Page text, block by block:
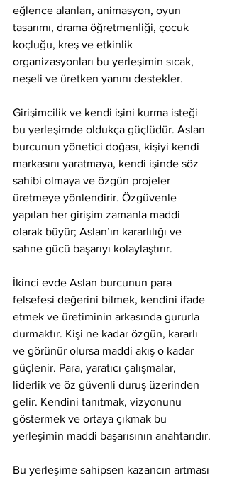
eğlence alanları, animasyon, oyun
tasarımı, drama öğretmenliği, çocuk
koçluğu, kreş ve etkinlik
organizasyonları bu yerleşimin sıcak,
neşeli ve üretken yanını destekler.
Girişimcilik ve kendi işini kurma isteği
bu yerleşimde oldukça güçlüdür. Aslan
burcunun yönetici doğası, kişiyi kendi
markasını yaratmaya, kendi işinde söz
sahibi olmaya ve özgün projeler
üretmeye yönlendirir. Özgüvenle
yapılan her girişim zamanla maddi
olarak büyür; Aslan’ın kararlılığı ve
sahne gücü başarıyı kolaylaştırır.
İkinci evde Aslan burcunun para
felsefesi değerini bilmek, kendini ifade
etmek ve üretiminin arkasında gururla
durmaktır. Kişi ne kadar özgün, kararlı
ve görünür olursa maddi akış o kadar
güçlenir. Para, yaratıcı çalışmalar,
liderlik ve öz güvenli duruş üzerinden
gelir. Kendini tanıtmak, vizyonunu
göstermek ve ortaya çıkmak bu
yerleşimin maddi başarısının anahtarıdır.
Bu yerleşime sahipsen kazancın artması